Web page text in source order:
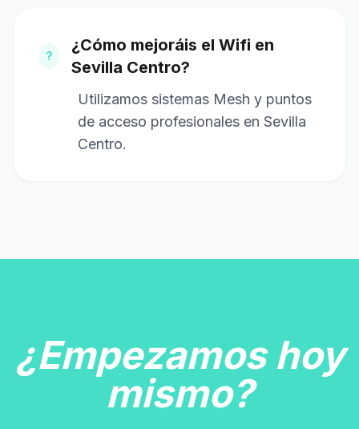
?
¿Cómo mejoráis el Wifi en
Sevilla Centro?
Utilizamos sistemas Mesh y puntos
de acceso profesionales en Sevilla
Centro.
¿Empezamos hoy
mismo?